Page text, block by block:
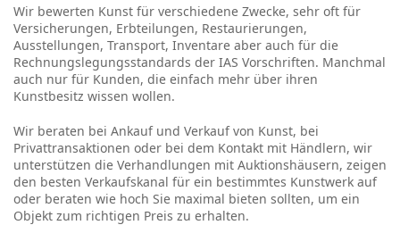
Wir bewerten Kunst für verschiedene Zwecke, sehr oft für
Versicherungen, Erbteilungen, Restaurierungen,
Ausstellungen, Transport, Inventare aber auch für die
Rechnungslegungsstandards der IAS Vorschriften. Manchmal
auch nur für Kunden, die einfach mehr über ihren
Kunstbesitz wissen wollen.
Wir beraten bei Ankauf und Verkauf von Kunst, bei
Privattransaktionen oder bei dem Kontakt mit Händlern, wir
unterstützen die Verhandlungen mit Auktionshäusern, zeigen
den besten Verkaufskanal für ein bestimmtes Kunstwerk auf
oder beraten wie hoch Sie maximal bieten sollten, um ein
Objekt zum richtigen Preis zu erhalten.